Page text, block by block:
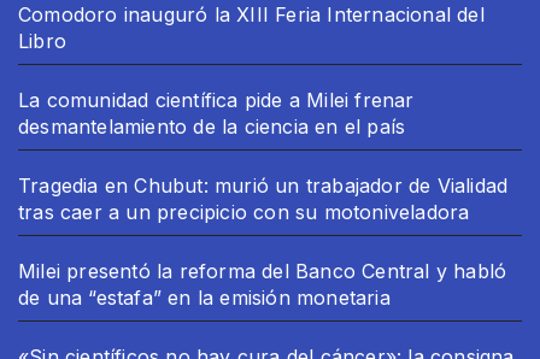
Comodoro inauguró la XIII Feria Internacional del
Libro
La comunidad científica pide a Milei frenar
desmantelamiento de la ciencia en el país
Tragedia en Chubut: murió un trabajador de Vialidad
tras caer a un precipicio con su motoniveladora
Milei presentó la reforma del Banco Central y habló
de una “estafa” en la emisión monetaria